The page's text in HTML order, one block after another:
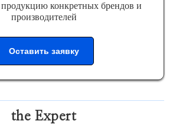
продукцию конкретных брендов и
производителей
Оставить заявку
the Expert